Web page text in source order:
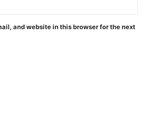
and website in this browser for the next